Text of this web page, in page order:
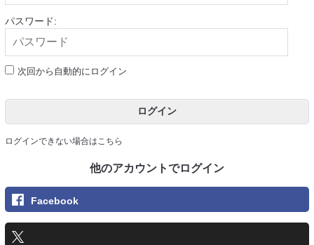
パスワード:
次回から自動的にログイン
ログイン
ログインできない場合はこちら
他のアカウントでログイン
Facebook